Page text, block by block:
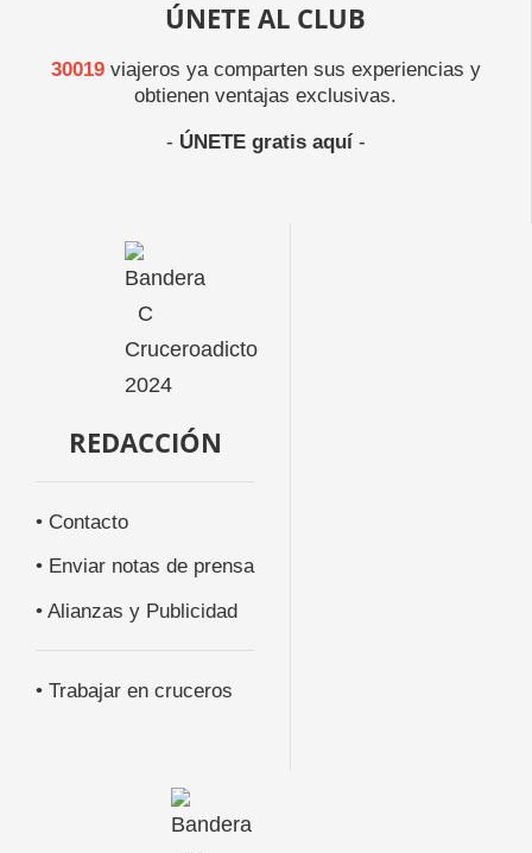
ÚNETE AL CLUB
30019viajeros ya comparten sus experiencias y
obtienen ventajas exclusivas.
- ÚNETE gratis aquí-
REDACCIÓN
• Contacto
• Enviar notas de prensa
• Alianzas y Publicidad
• Trabajar en cruceros